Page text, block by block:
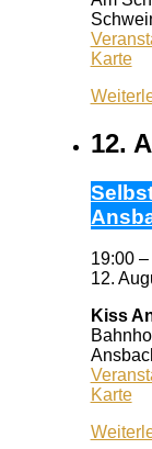
Karte
12.
19:00 –
12.
Kiss
Karte